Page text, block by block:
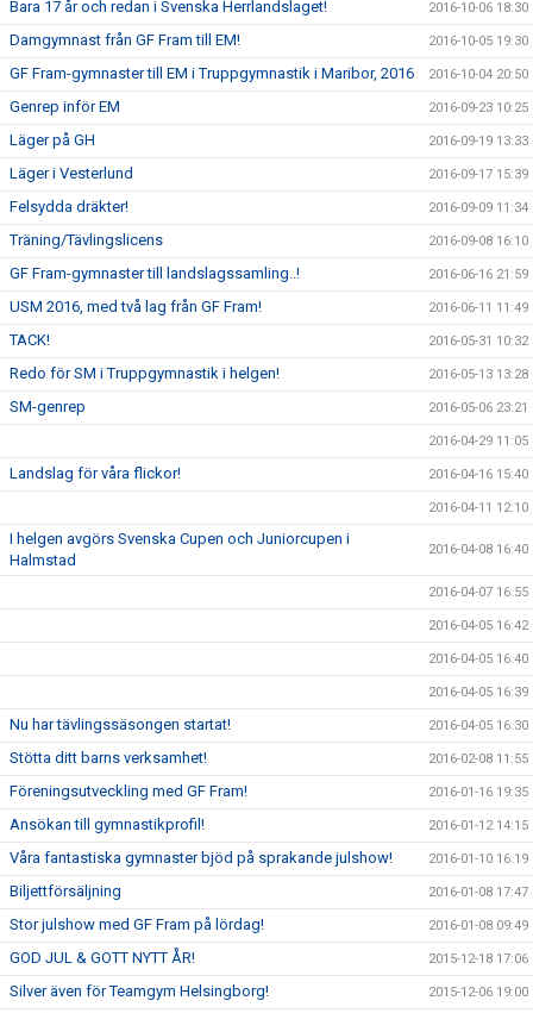
Bara 17 år och redan i Svenska Herrlandslaget! 2016-10-06 18:30
Damgymnast från GF Fram till EM! 2016-10-05 19:30
GF Fram-gymnaster till EM i Truppgymnastik i Maribor, 2016 2016-10-04 20:50
Genrep inför EM 2016-09-23 10:25
Läger på GH 2016-09-19 13:33
Läger i Vesterlund 2016-09-17 15:39
Felsydda dräkter! 2016-09-09 11:34
Träning/Tävlingslicens 2016-09-08 16:10
GF Fram-gymnaster till landslagssamling..! 2016-06-16 21:59
USM 2016, med två lag från GF Fram! 2016-06-11 11:49
TACK! 2016-05-31 10:32
Redo för SM i Truppgymnastik i helgen! 2016-05-13 13:28
SM-genrep 2016-05-06 23:21
2016-04-29 11:05
Landslag för våra flickor! 2016-04-16 15:40
2016-04-11 12:10
I helgen avgörs Svenska Cupen och Juniorcupen i
Halmstad
2016-04-08 16:40
2016-04-07 16:55
2016-04-05 16:42
2016-04-05 16:40
2016-04-05 16:39
Nu har tävlingssäsongen startat! 2016-04-05 16:30
Stötta ditt barns verksamhet! 2016-02-08 11:55
Föreningsutveckling med GF Fram! 2016-01-16 19:35
Ansökan till gymnastikprofil! 2016-01-12 14:15
Våra fantastiska gymnaster bjöd på sprakande julshow! 2016-01-10 16:19
Biljettförsäljning 2016-01-08 17:47
Stor julshow med GF Fram på lördag! 2016-01-08 09:49
GOD JUL & GOTT NYTT ÅR! 2015-12-18 17:06
Silver även för Teamgym Helsingborg! 2015-12-06 19:00